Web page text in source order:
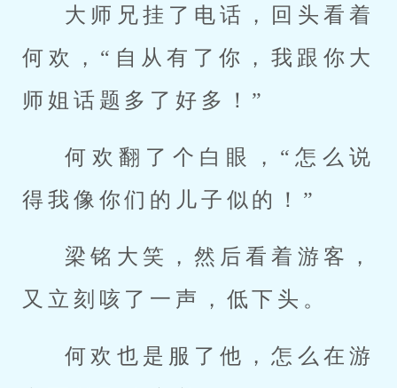
大师兄挂了电话，回头看着
何欢，“自从有了你，我跟你大
师姐话题多了好多！”
何欢翻了个白眼，“怎么说
得我像你们的儿子似的！”
梁铭大笑，然后看着游客，
又立刻咳了一声，低下头。
何欢也是服了他，怎么在游